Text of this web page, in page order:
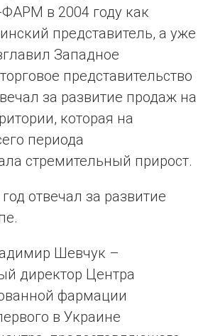
в 2004 году как
представитель, а уже
Западное
представительство
за развитие продаж на
которая на
периода
стремительный прирост.
отвечал за развитие
Шевчук –
директор Центра
фармации
в Украине